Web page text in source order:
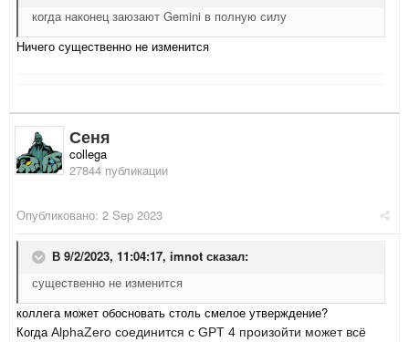
когда наконец заюзают Gemini в полную силу
Ничего существенно не изменится
Сеня
collega
27844 публикации
Опубликовано: 2 Sep 2023
В 9/2/2023, 11:04:17, imnot сказал:
существенно не изменится
коллега может обосновать столь смелое утверждение?
КогдаAlphaZero соединится с GPT 4 произойти может всё